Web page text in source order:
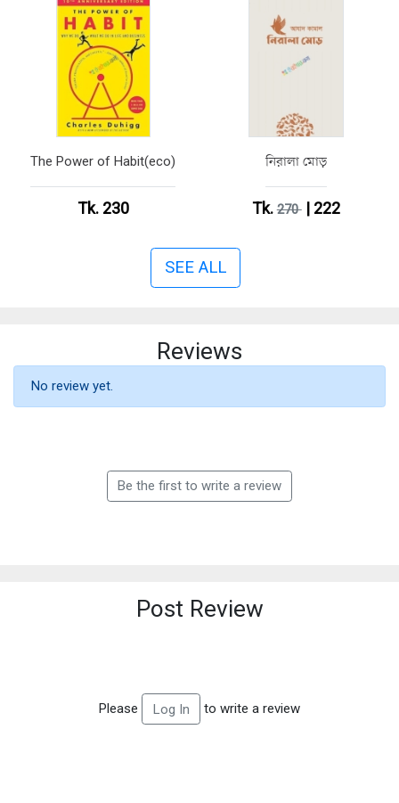
The Power of Habit(eco)
Tk. 230
নিরালা মোড়
Tk.270| 222
SEE ALL
Reviews
No review yet.
Be the first to write a review
Post Review
Please Log In to write a review